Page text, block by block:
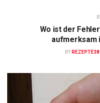
Wo ist der
aufmerksam
BY REZEPTE38